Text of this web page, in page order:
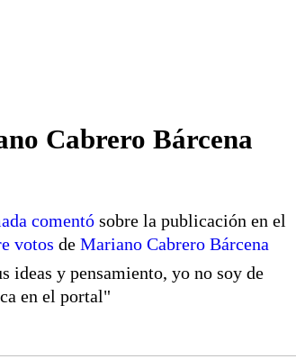
Cabrero Bárcena
comentó sobre la publicación en el
votos de Mariano Cabrero Bárcena
ideas y pensamiento, yo no soy de
en el portal"